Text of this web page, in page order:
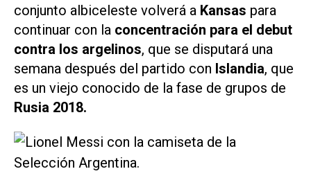
conjunto albiceleste volverá a Kansas para
continuar con la concentración para el debut
contra los argelinos, que se disputará una
semana después del partido con Islandia, que
es un viejo conocido de la fase de grupos de
Rusia 2018.